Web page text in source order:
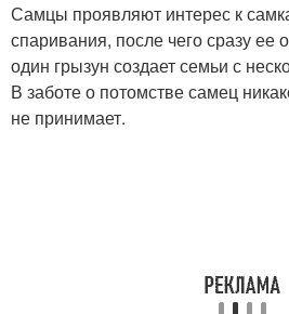
Самцы проявляют интерес к
спаривания, после чего сразу ее
один грызун создает семьи с
В заботе о потомстве самец
не принимает.